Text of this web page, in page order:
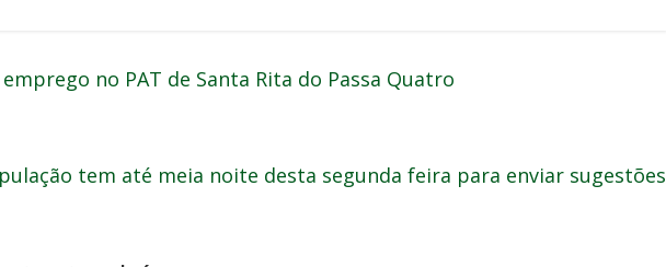
no PAT de Santa Rita do Passa Quatro
tem até meia noite desta segunda feira para enviar sugestões